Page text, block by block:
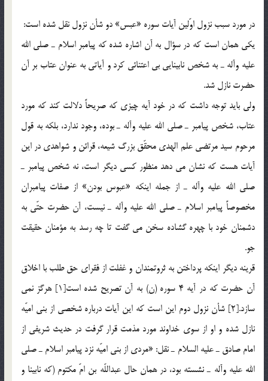
در مورد سبب نزول اوّلين آيات سوره «عبس» دو شأن نزول نقل شده است:
يكي همان است كه در سؤال به آن اشاره شده كه پيامبر اسلام ـ صلي الله
عليه وآله ـ به شخص نابينايي بي اعتنائي كرد و آياتي به عنوان عتاب بر آن
حضرت نازل شد.
ولي بايد توجه داشت كه در خود آيه چيزي كه صريحاً دلالت كند كه مورد
عتاب، شخص پيامبر ـ صلي الله عليه وآله ـ بوده، وجود ندارد، بلكه به قول
مرحوم سيد مرتضي علم الهدي محقّق بزرگ شيعه، قرائن و شواهدي در اين
آيات هست كه نشان مي دهد منظور كسي ديگر است، نه شخص پيامبر ـ
صلي الله عليه وآله ـ از جمله اينكه «عبوس بودن» از صفات پيامبران
مخصوصاً پيامبر اسلام ـ صلي الله عليه وآله ـ نيست، آن حضرت حتّي به
دشمنان خود با چهره گشاده سخن مي گفت تا چه رسد به مؤمنان حقيقت
جو.
قرينه ديگر اينكه پرداختن به ثروتمندان و غفلت از فقراي حق طلب با اخلاق
آن حضرت كه در آيه 4 سوره (ن) به آن تصريح شده است[1] هرگز نمي
سازد.[2] شأن نزول دوم اين است که اين آيات درباره شخصي از بني اميّه
نازل شده و او از سوي خداوند مورد مذمت قرار گرفت در حديث شريفي از
امام صادق ـ عليه السلام ـ نقل: «مردي از بني اميّه نزد پيامبر اسلام ـ صلي
الله عليه وآله ـ نشسته بود، در همان حال عبداللّه بن امّ مكتوم (كه نابينا و